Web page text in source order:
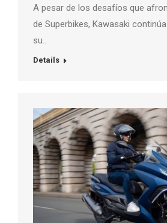
A pesar de los desafíos que
de Superbikes, Kawasaki
su..
Details